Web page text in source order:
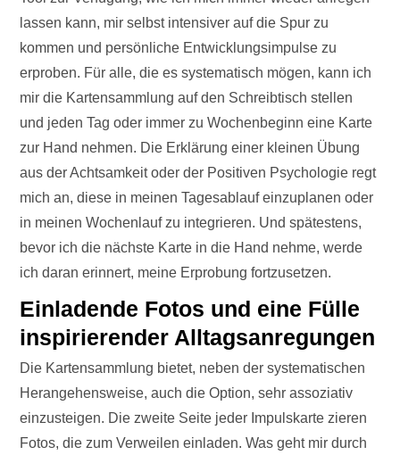
lassen kann, mir selbst intensiver auf die Spur zu
kommen und persönliche Entwicklungsimpulse zu
erproben. Für alle, die es systematisch mögen, kann ich
mir die Kartensammlung auf den Schreibtisch stellen
und jeden Tag oder immer zu Wochenbeginn eine Karte
zur Hand nehmen. Die Erklärung einer kleinen Übung
aus der Achtsamkeit oder der Positiven Psychologie regt
mich an, diese in meinen Tagesablauf einzuplanen oder
in meinen Wochenlauf zu integrieren. Und spätestens,
bevor ich die nächste Karte in die Hand nehme, werde
ich daran erinnert, meine Erprobung fortzusetzen.
Einladende Fotos und eine Fülle
inspirierender Alltagsanregungen
Die Kartensammlung bietet, neben der systematischen
Herangehensweise, auch die Option, sehr assoziativ
einzusteigen. Die zweite Seite jeder Impulskarte zieren
Fotos, die zum Verweilen einladen. Was geht mir durch